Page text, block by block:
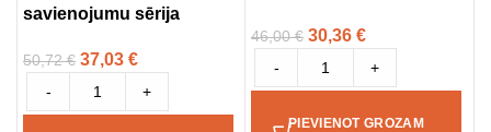
savienojumu sērija
50,72€ 37,03 €
- +
46,00€ 30,36 €
- +
PIEVIENOT GROZAM